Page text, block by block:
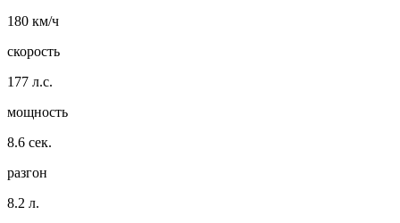
180 км/ч
скорость
177 л.с.
мощность
8.6 сек.
разгон
8.2 л.